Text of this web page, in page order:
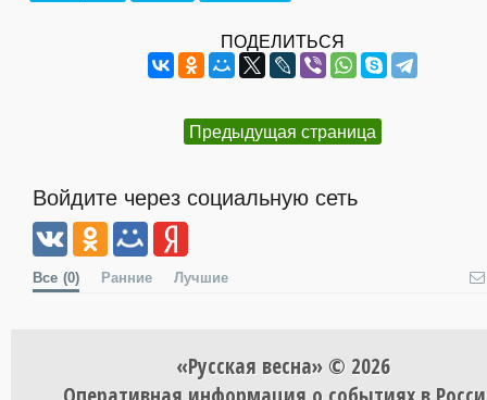
ПОДЕЛИТЬСЯ
Предыдущая страница
Войдите через социальную сеть
Все (0) Ранние Лучшие
«Русская весна» © 2026